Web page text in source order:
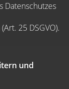
Datenschutzes
25 DSGVO).
und